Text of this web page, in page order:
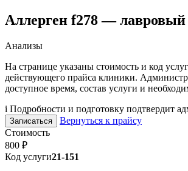
Аллерген f278 — лавровый
Анализы
На странице указаны стоимость и код
действующего прайса клиники.
доступное время, состав услуги и
i Подробности и подготовку подтвердит
Записаться
Вернуться к прайсу
Стоимость
800 ₽
Код услуги21-151